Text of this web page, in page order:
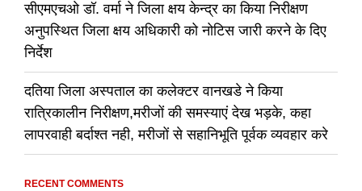
सीएमएचओ डॉ. वर्मा ने जिला क्षय केन्द्र का किया निरीक्षण
अनुपस्थित जिला क्षय अधिकारी को नोटिस जारी करने के दिए
निर्देश
दतिया जिला अस्पताल का कलेक्टर वानखडे ने किया
रात्रिकालीन निरीक्षण,मरीजों की समस्याएं देख भड़के, कहा
लापरवाही बर्दाश्त नही, मरीजों से सहानिभूति पूर्वक व्यवहार करे
RECENT COMMENTS